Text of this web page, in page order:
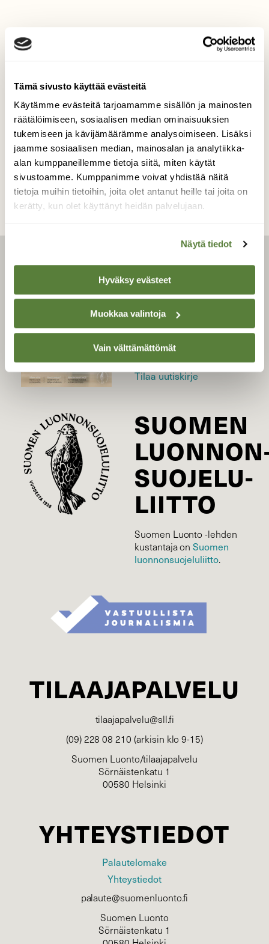
Tämä sivusto käyttää evästeitä
Käytämme evästeitä tarjoamamme sisällön ja mainosten
räätälöimiseen, sosiaalisen median ominaisuuksien
tukemiseen ja kävijämäärämme analysoimiseen. Lisäksi
jaamme sosiaalisen median, mainosalan ja analytiikka-
alan kumppaneillemme tietoja siitä, miten käytät
sivustoamme. Kumppanimme voivat yhdistää näitä
tietoja muihin tietoihin, joita olet antanut heille tai joita on
kerätty, kun olet käyttänyt heidän palvelujaan.
Näytä tiedot
Hyväksy evästeet
Muokkaa valintoja
Vain välttämättömät
Hyökkäykseen!
valtaus. Pikkuvarpunen väistyi.
Kuvaaja: Maija Karhu
Kilpailun etusivulle
LEHTI
Tilaa digilukuoikeus
Tilaa uutiskirje
SUOMEN
SUOJELU­
LIITTO
Suomen Luonto -lehden
kustantaja onSuomen
luonnonsuojelu­liitto.
TILAAJAPALVELU
tilaajapalvelu@sll.fi
(09) 228 08 210 (arkisin klo 9-15)
Suomen Luonto/tilaajapalvelu
Sörnäistenkatu 1
00580 Helsinki
YHTEYSTIEDOT
Palautelomake
Yhteystiedot
palaute@suomenluonto.fi
Suomen Luonto
Sörnäistenkatu 1